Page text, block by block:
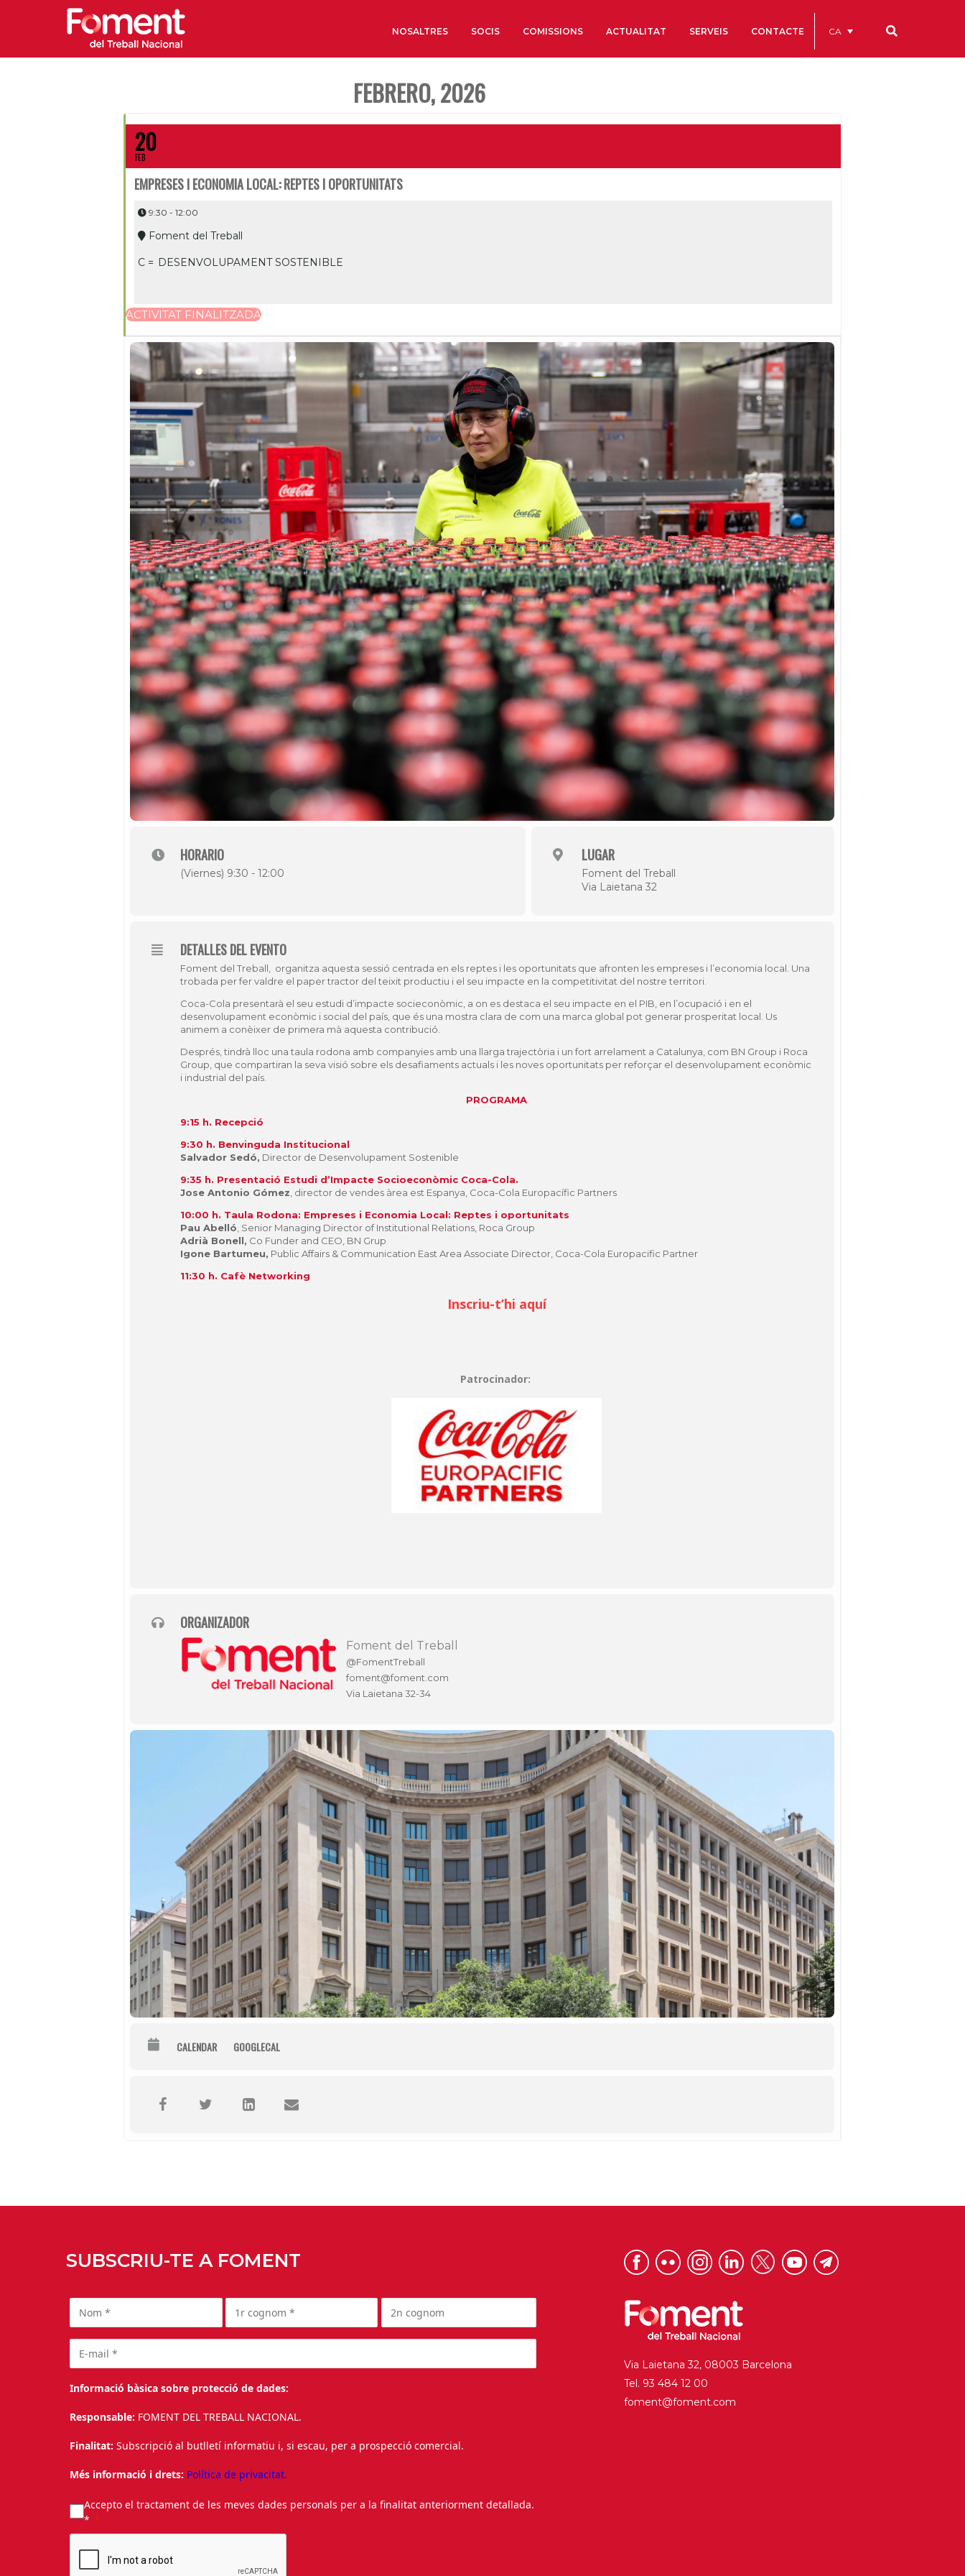
NOSALTRES
Història
Galeria de Presidents
Biblioteca Arxiu
Seu Social
SOCIS COMISSIONS ACTUALITAT SERVEIS CONTACTE CA
FEBRERO, 2026
20
FEB
EMPRESES I ECONOMIA LOCAL: REPTES I OPORTUNITATS
9:30 - 12:00
Foment del Treball
C = DESENVOLUPAMENT SOSTENIBLE
ACTIVITAT FINALITZADA
HORARIO
(Viernes) 9:30 - 12:00
LUGAR
Foment del Treball
Via Laietana 32
DETALLES DEL EVENTO
Foment del Treball, organitza aquesta sessió centrada en els reptes i les oportunitats que afronten les empreses i l’economia local. Una
trobada per fer valdre el paper tractor del teixit productiu i el seu impacte en la competitivitat del nostre territori.
Coca-Cola presentarà el seu estudi d’impacte socieconòmic, a on es destaca el seu impacte en el PIB, en l’ocupació i en el
desenvolupament econòmic i social del país, que és una mostra clara de com una marca global pot generar prosperitat local. Us
animem a conèixer de primera mà aquesta contribució.
Després, tindrà lloc una taula rodona amb companyies amb una llarga trajectòria i un fort arrelament a Catalunya, com BN Group i Roca
Group, que compartiran la seva visió sobre els desafiaments actuals i les noves oportunitats per reforçar el desenvolupament econòmic
i industrial del país.
PROGRAMA
9:15 h. Recepció
9:30 h. Benvinguda Institucional
Salvador Sedó, Director de Desenvolupament Sostenible
9:35 h. Presentació Estudi d’Impacte Socioeconòmic Coca-Cola.
Jose Antonio Gómez , director de vendes àrea est Espanya, Coca-Cola Europacífic Partners
10:00 h. Taula Rodona: Empreses i Economia Local: Reptes i oportunitats
Pau Abelló , Senior Managing Director of Institutional Relations, Roca Group
Adrià Bonell, Co Funder and CEO, BN Grup
Igone Bartumeu, Public Affairs & Communication East Area Associate Director, Coca-Cola Europacific Partner
11:30 h. Cafè Networking
Inscriu-t’hi aquí
Patrocinador:
ORGANIZADOR
Foment del Treball
@FomentTreball
foment@foment.com
Via Laietana 32-34
CALENDAR GOOGLECAL
SUBSCRIU-TE A FOMENT
Informació bàsica sobre protecció de dades:
Responsable: FOMENT DEL TREBALL NACIONAL.
Finalitat: Subscripció al butlletí informatiu i, si escau, per a prospecció comercial.
Més informació i drets: Política de privacitat.
Accepto el tractament de les meves dades personals per a la finalitat anteriorment detallada.
*
Via Laietana 32, 08003 Barcelona
Tel. 93 484 12 00
foment@foment.com